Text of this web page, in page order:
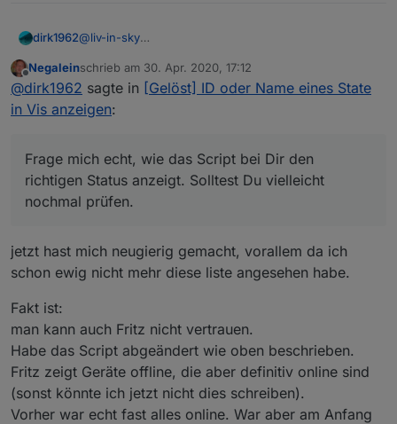
sollte funktionieren - habe das script selbst nicht -
kann es daher nicht testen
dirk1962@liv-in-sky
Großes Kino, vielen Dank und schönes langes WE.
@Negalein
Frage mich echt, wie das Script bei Dir den richtigen
Status anzeigt. Solltest Du vielleicht nochmal prüfen.
Offline
Negaleinschrieb am 30. Apr. 2020, 17:12
zuletzt editiert von
@dirk1962 sagte in [Gelöst] ID oder Name eines State
in Vis anzeigen:
Frage mich echt, wie das Script bei Dir den
richtigen Status anzeigt. Solltest Du vielleicht
nochmal prüfen.
jetzt hast mich neugierig gemacht, vorallem da ich
schon ewig nicht mehr diese liste angesehen habe.
Fakt ist:
man kann auch Fritz nicht vertrauen.
Habe das Script abgeändert wie oben beschrieben.
Fritz zeigt Geräte offline, die aber definitiv online sind
(sonst könnte ich jetzt nicht dies schreiben).
Vorher war echt fast alles online. War aber am Anfang